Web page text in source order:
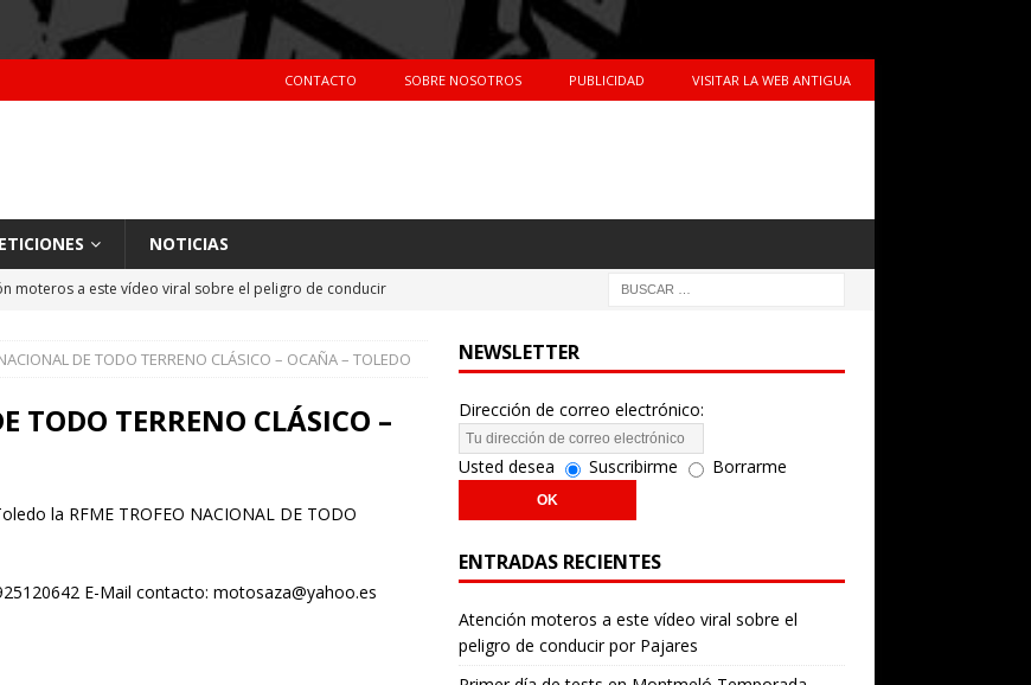
CONTACTO SOBRE NOSOTROS PUBLICIDAD VISITAR LA WEB ANTIGUA
NOTICIAS
moteros a este vídeo viral sobre el peligro de conducir
día de tests en Montmeló Temporada 2018
NOTICIAS
de Nani Roma en el Dakar 2018
NOTICIAS
DE TODO TERRENO CLÁSICO – OCAÑA – TOLEDO
TODO TERRENO CLÁSICO –
la RFME TROFEO NACIONAL DE TODO
E-Mail contacto: motosaza@yahoo.es
NEWSLETTER
Dirección de correo electrónico:
Usted desea Suscribirme Borrarme
ENTRADAS RECIENTES
Atención moteros a este vídeo viral sobre el
peligro de conducir por Pajares